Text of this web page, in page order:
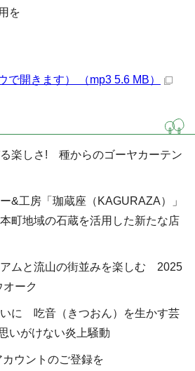
を
で開きます） （mp3 5.6 MB）
楽しさ! 種からのゴーヤカーテン
&工房「珈蔵座（KAGURAZA）」
町地域の石蔵を活用した新たな店
ムと流山の街並みを楽しむ 2025
オーク
に 吃音（きつおん）を生かす芸
いがけない炎上騒動
ウントのご登録を